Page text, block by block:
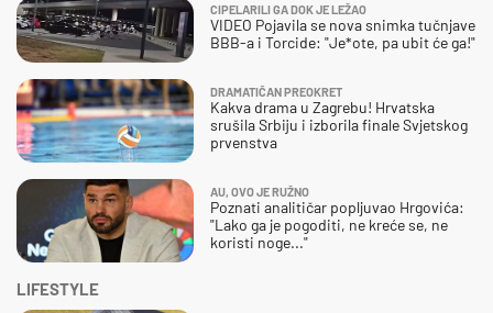
CIPELARILI GA DOK JE LEŽAO
VIDEO Pojavila se nova snimka tučnjave
BBB-a i Torcide: "Je*ote, pa ubit će ga!"
DRAMATIČAN PREOKRET
Kakva drama u Zagrebu! Hrvatska
srušila Srbiju i izborila finale Svjetskog
prvenstva
AU, OVO JE RUŽNO
Poznati analitičar popljuvao Hrgovića:
"Lako ga je pogoditi, ne kreće se, ne
koristi noge..."
LIFESTYLE